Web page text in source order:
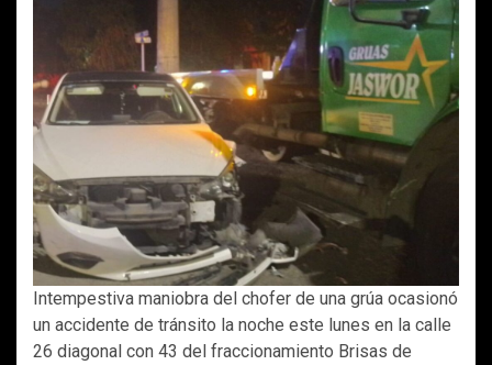
Intempestiva maniobra del chofer de una grúa ocasionó
un accidente de tránsito la noche este lunes en la calle
26 diagonal con 43 del fraccionamiento Brisas de